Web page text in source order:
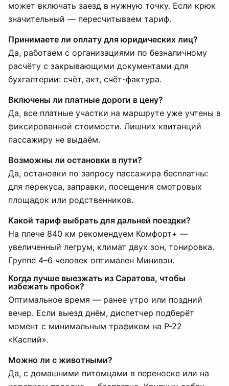
может включать заезд в нужную точку. Если крюк
значительный — пересчитываем тариф.
Принимаете ли оплату для юридических лиц?
Да, работаем с организациями по безналичному
расчёту с закрывающими документами для
бухгалтерии: счёт, акт, счёт-фактура.
Включены ли платные дороги в цену?
Да, все платные участки на маршруте уже учтены в
фиксированной стоимости. Лишних квитанций
пассажиру не выдаём.
Возможны ли остановки в пути?
Да, остановки по запросу пассажира бесплатны:
для перекуса, заправки, посещения смотровых
площадок или родственников.
Какой тариф выбрать для дальней поездки?
На плече 840 км рекомендуем Комфорт+ —
увеличенный легрум, климат двух зон, тонировка.
Группе 4–6 человек оптимален Минивэн.
Когда лучше выезжать из Саратова, чтобы
избежать пробок?
Оптимальное время — ранее утро или поздний
вечер. Если выезд днём, диспетчер подберёт
момент с минимальным трафиком на Р-22
«Каспий».
Можно ли с животными?
Да, с домашними питомцами в переноске или на